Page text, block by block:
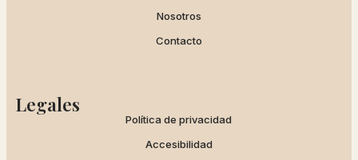
Nosotros
Contacto
Legales
Política de privacidad
Accesibilidad